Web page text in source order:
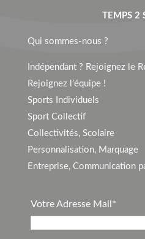
TEMPS 2
Qui sommes-nous ?
Indépendant ? Rejoignez le
Rejoignez l’équipe !
Sports Individuels
Sport Collectif
Collectivités, Scolaire
Personnalisation, Marquage
Entreprise, Communication
Votre Adresse Mail*